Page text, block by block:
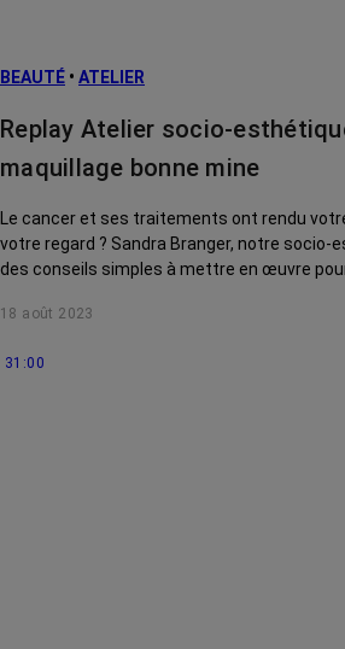
BEAUTÉ • ATELIER
Replay Atelier socio-
maquillage bonne mine
Le cancer et ses traitements ont rendu
votre regard ? Sandra Branger, notre socio-
des conseils simples à mettre en œuvre
18 août 2023
31:00